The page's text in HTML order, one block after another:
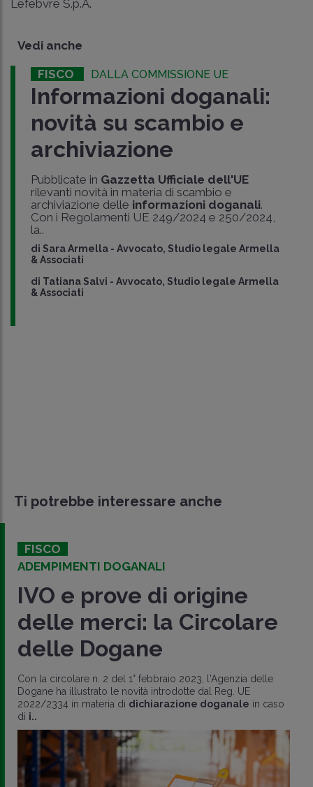
Lefebvre S.p.A.
Vedi anche
FISCO DALLA COMMISSIONE UE
Informazioni doganali:
novità su scambio e
archiviazione
Pubblicate in Gazzetta Ufficiale dell'UE
rilevanti novità in materia di scambio e
archiviazione delle informazioni doganali.
Con i Regolamenti UE 249/2024 e 250/2024,
la..
di Sara Armella - Avvocato, Studio legale Armella
& Associati
di Tatiana Salvi - Avvocato, Studio legale Armella
& Associati
Ti potrebbe interessare anche
FISCO
ADEMPIMENTI DOGANALI
IVO e prove di origine
delle merci: la Circolare
delle Dogane
Con la circolare n. 2 del 1° febbraio 2023, l'Agenzia delle
Dogane ha illustrato le novità introdotte dal Reg. UE
2022/2334 in materia di dichiarazione doganale in caso
di i..